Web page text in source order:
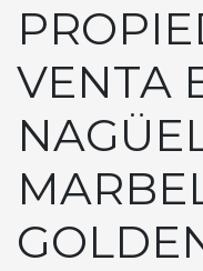
VENTA